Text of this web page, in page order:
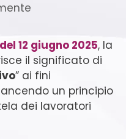
12 giugno 2025, la
il significato di
” ai fini
un principio
dei lavoratori